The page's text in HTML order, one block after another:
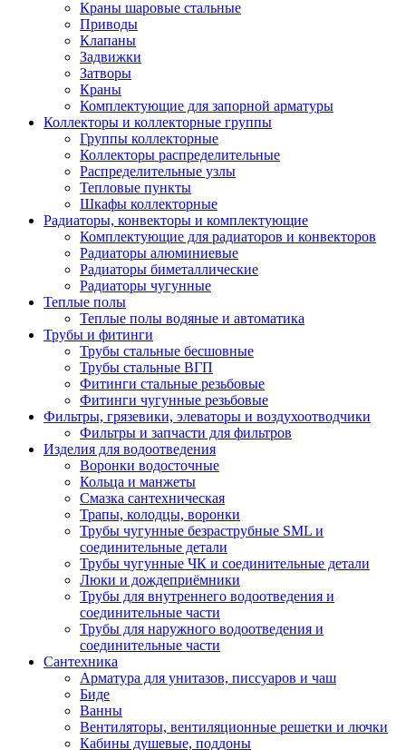
Краны шаровые стальные
Приводы
Клапаны
Задвижки
Затворы
Краны
Комплектующие для запорной арматуры
Коллекторы и коллекторные группы
Группы коллекторные
Коллекторы распределительные
Распределительные узлы
Тепловые пункты
Шкафы коллекторные
Радиаторы, конвекторы и комплектующие
Комплектующие для радиаторов и конвекторов
Радиаторы алюминиевые
Радиаторы биметаллические
Радиаторы чугунные
Теплые полы
Теплые полы водяные и автоматика
Трубы и фитинги
Трубы стальные бесшовные
Трубы стальные ВГП
Фитинги стальные резьбовые
Фитинги чугунные резьбовые
Фильтры, грязевики, элеваторы и воздухоотводчики
Фильтры и запчасти для фильтров
Изделия для водоотведения
Воронки водосточные
Кольца и манжеты
Смазка сантехническая
Трапы, колодцы, воронки
Трубы чугунные безраструбные SML и
соединительные детали
Трубы чугунные ЧК и соединительные детали
Люки и дождеприёмники
Трубы для внутреннего водоотведения и
соединительные части
Трубы для наружного водоотведения и
соединительные части
Сантехника
Арматура для унитазов, писсуаров и чаш
Биде
Ванны
Вентиляторы, вентиляционные решетки и лючки
Кабины душевые, поддоны